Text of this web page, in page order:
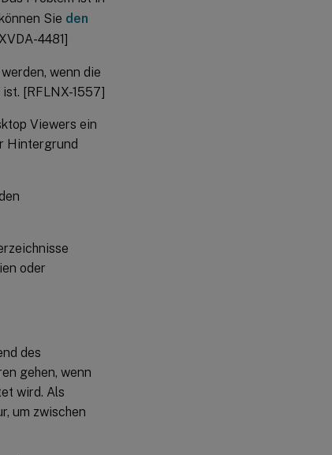
Sie den
4481]
wenn die
[RFLNX-1557]
Viewers ein
Hintergrund
oder
des
gehen, wenn
wird. Als
um zwischen